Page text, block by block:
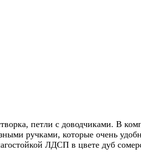
петли с доводчиками. В
ручками, которые очень
ЛДСП в цвете дуб